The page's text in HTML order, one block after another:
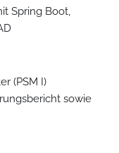
Spring Boot,
(PSM I)
sowie